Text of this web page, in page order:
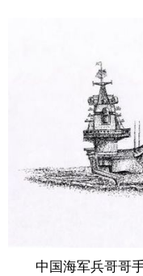
中国海军兵哥哥手